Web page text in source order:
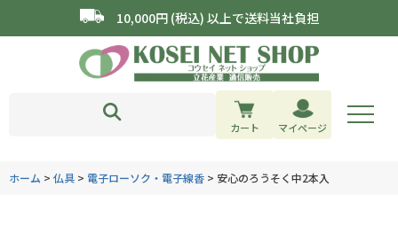
10,000円 (税込) 以上で送料当社負担
カート マイページ
ホーム 仏具 電子ローソク・電子線香 安心のろうそく中2本入